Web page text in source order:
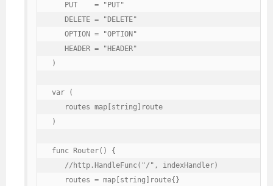
   PUT    = "PUT"
   DELETE = "DELETE"
   OPTION = "OPTION"
   HEADER = "HEADER"
)
var (
   routes map[string]route
)
func Router() {
   //http.HandleFunc("/", indexHandler)
   routes = map[string]route{}